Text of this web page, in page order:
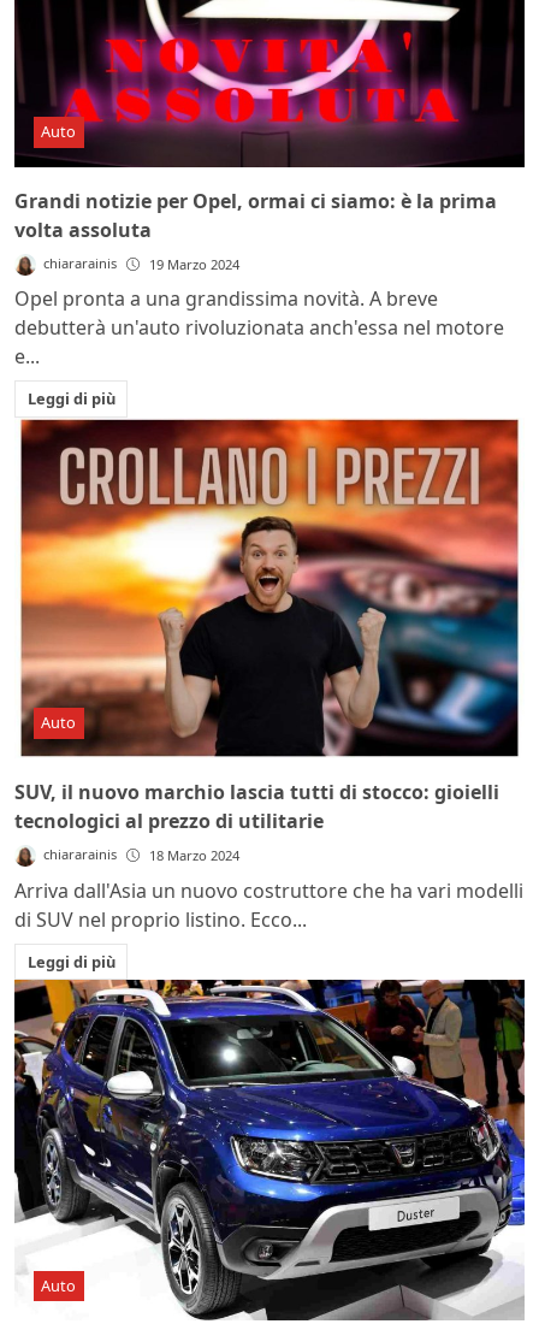
Auto
Grandi notizie per Opel, ormai ci siamo: è la prima
volta assoluta
chiararainis 19 Marzo 2024
Opel pronta a una grandissima novità. A breve
debutterà un'auto rivoluzionata anch'essa nel motore
e...
Leggi di più
Auto
SUV, il nuovo marchio lascia tutti di stocco: gioielli
tecnologici al prezzo di utilitarie
chiararainis 18 Marzo 2024
Arriva dall'Asia un nuovo costruttore che ha vari modelli
di SUV nel proprio listino. Ecco...
Leggi di più
Auto